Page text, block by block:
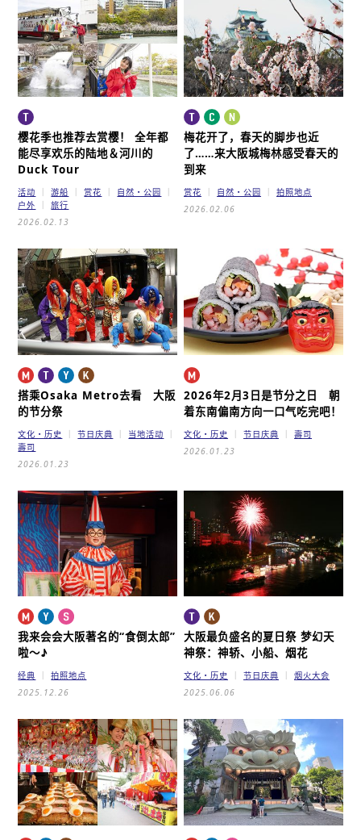
樱花季也推荐去赏樱！全年都
能尽享欢乐的陆地＆河川的
Duck Tour
活动 游船 赏花
自然・公园
户外
旅行
2026.02.13
梅花开了，春天的脚步也近
了……来大阪城梅林感受春天的
到来
赏花 自然・公园
拍照地点
2026.02.06
搭乘Osaka Metro去看 大阪
的节分祭
文化・历史 节日庆典
当地活动
壽司
2026.01.23
2026年2月3日是节分之日朝
着东南偏南方向一口气吃完吧！
文化・历史 节日庆典
壽司
2026.01.23
我来会会大阪著名的“食倒太郎”
啦～♪
经典
拍照地点
2025.12.26
大阪最负盛名的夏日祭 梦幻天
神祭：神轿、小船、烟花
文化・历史 节日庆典
烟火大会
2025.06.06